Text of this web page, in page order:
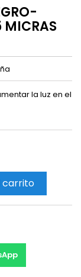
MICRAS
la luz en el
carrito